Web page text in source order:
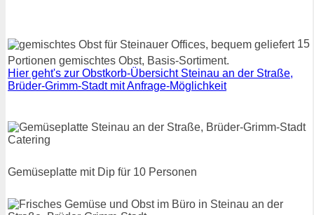
15
Portionen gemischtes Obst, Basis-Sortiment.
Hier geht's zur Obstkorb-Übersicht Steinau an der Straße,
Brüder-Grimm-Stadt mit Anfrage-Möglichkeit
Gemüseplatte mit Dip für 10 Personen